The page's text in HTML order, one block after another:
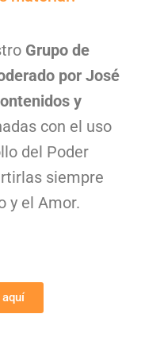
Grupo de
por José
y
con el uso
del Poder
siempre
y el Amor.